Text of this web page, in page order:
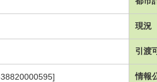
現況
引渡
情報